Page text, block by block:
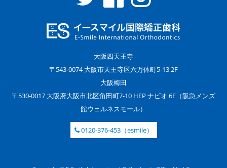
大阪四天王寺
〒543-0074 大阪市天王寺区六万体町5-13 2F
大阪梅田
〒530-0017 大阪府大阪市北区角田町7-10 HEP ナビオ 6F（阪急メンズ
館ウェルネスモール）
0120-376-453（esmile）